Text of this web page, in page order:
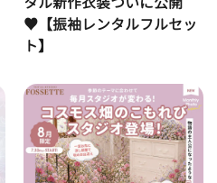
♥【振袖レンタルフルセッ
ト】